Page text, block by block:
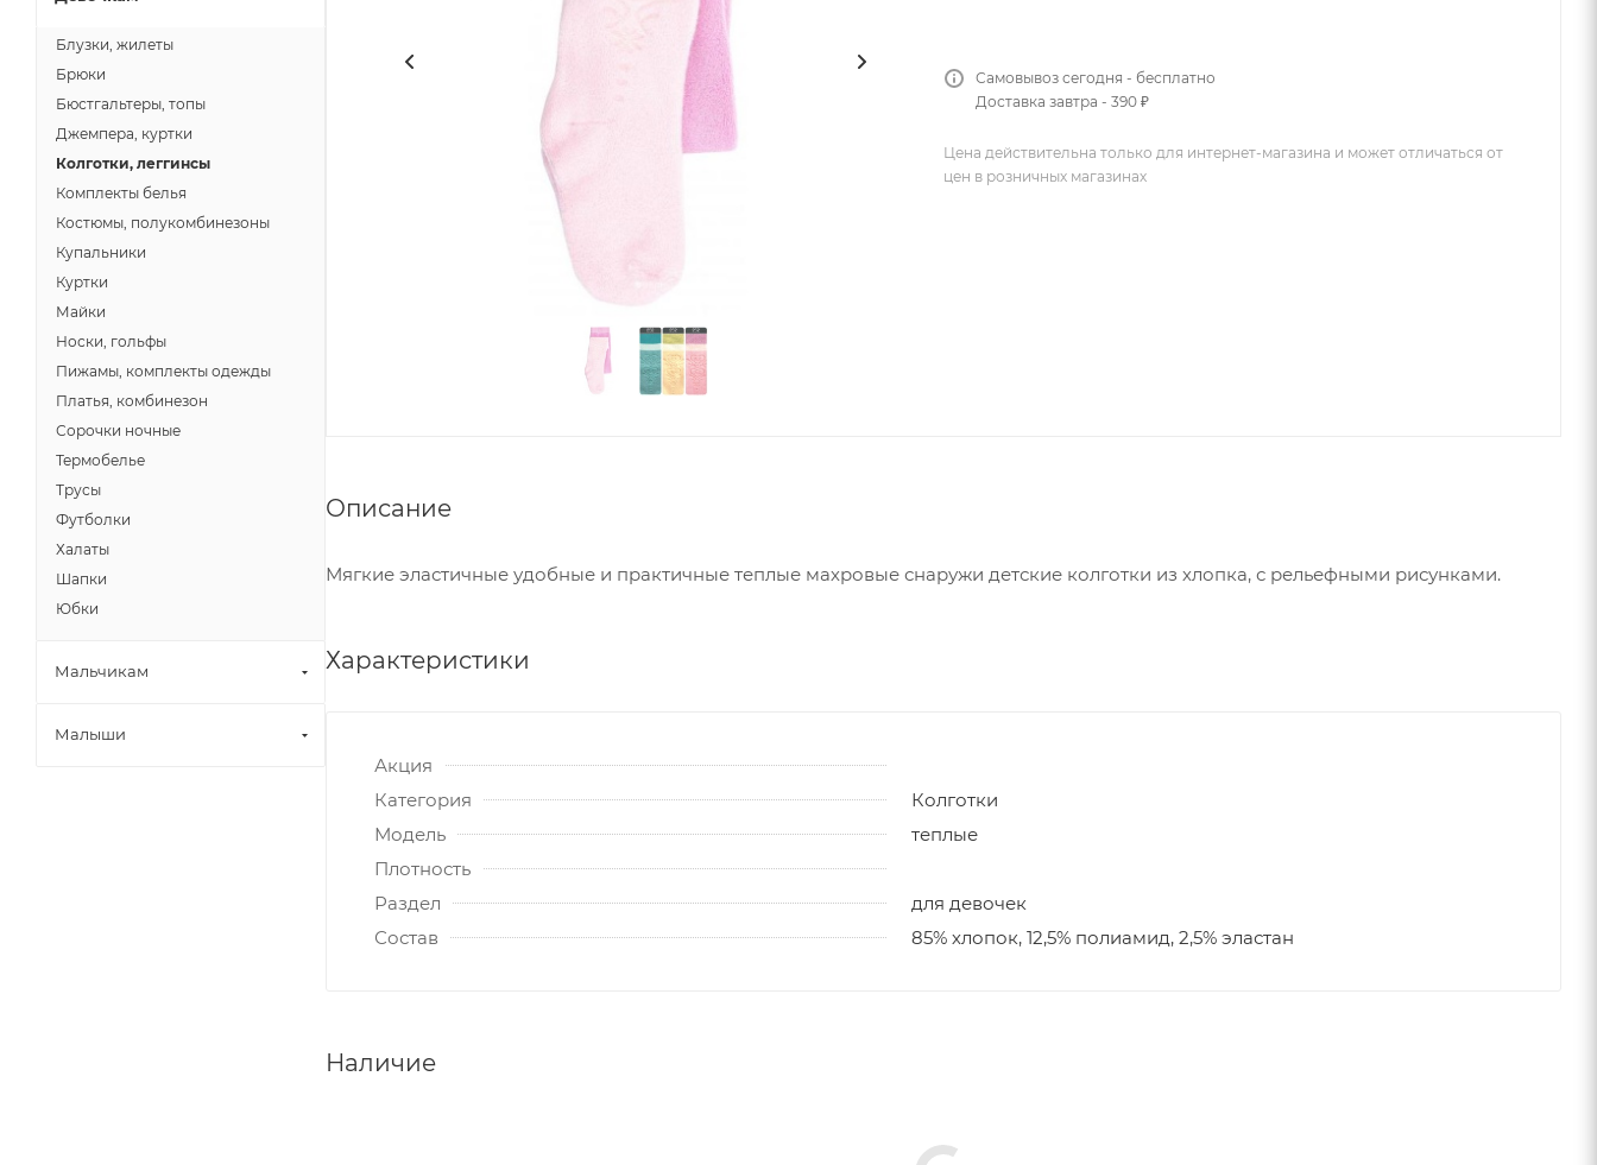
Самовывоз сегодня - бесплатно
Доставка завтра - 390 ₽
Цена действительна только для интернет-магазина и может отличаться от
цен в розничных магазинах
Описание
Мягкие эластичные удобные и практичные теплые махровые снаружи детские колготки из хлопка, с рельефными рисунками.
Характеристики
Акция
Категория
Колготки
Модель
теплые
Плотность
Раздел
для девочек
Состав
85% хлопок, 12,5% полиамид, 2,5% эластан
Наличие
Блузки, жилеты
Брюки
Бюстгальтеры, топы
Джемпера, куртки
Колготки, леггинсы
Комплекты белья
Костюмы, полукомбинезоны
Купальники
Куртки
Майки
Носки, гольфы
Пижамы, комплекты одежды
Платья, комбинезон
Сорочки ночные
Термобелье
Трусы
Футболки
Халаты
Шапки
Юбки
Мальчикам
Малыши